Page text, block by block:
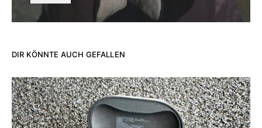
DIR KÖNNTE AUCH GEFALLEN